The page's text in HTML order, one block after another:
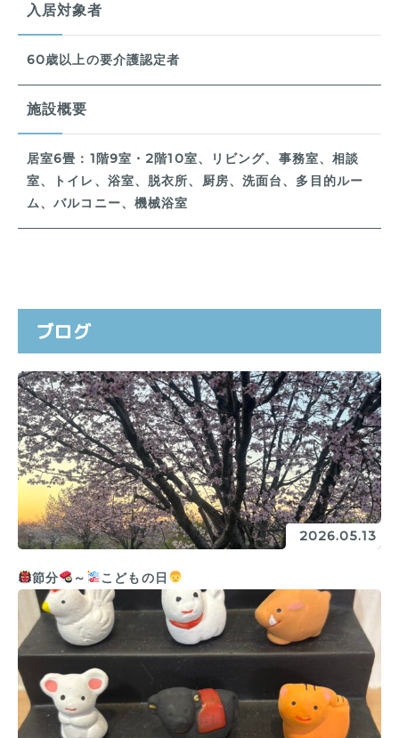
入居対象者
60歳以上の要介護認定者
施設概要
居室6畳：1階9室・2階10室、リビング、事務室、相談
室、トイレ、浴室、脱衣所、厨房、洗面台、多目的ルー
ム、バルコニー、機械浴室
ブログ
2026.05.13
節分 ～ こどもの日